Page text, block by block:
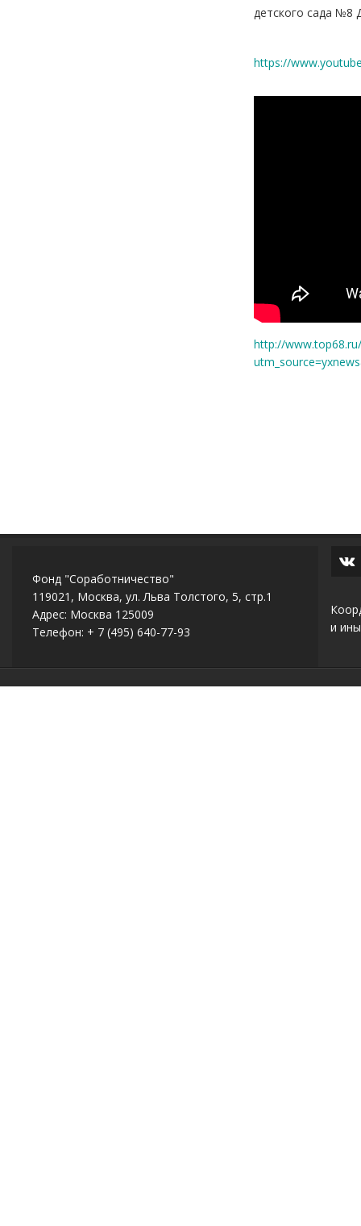
детского сада №8
https://
http://
Фонд "Соработничество"
119021, Москва, ул. Льва Толстого, 5, стр.1
Адрес: Москва 125009
Телефон: + 7 (495) 640-77-93
и